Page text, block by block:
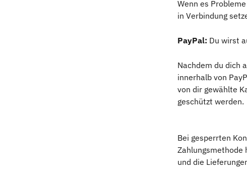
Wenn es
in Verbindung
PayPal: Du wirst
Nachdem du dich
innerhalb von
von dir gewählte
geschützt werden.
Bei gesperrten
Zahlungsmethode
und die